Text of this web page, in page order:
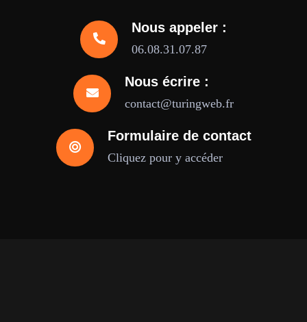
Nous appeler :
06.08.31.07.87
Nous écrire :
contact@turingweb.fr
Formulaire de contact
Cliquez pour y accéder